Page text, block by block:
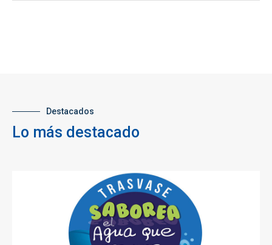
Destacados
Lo más destacado